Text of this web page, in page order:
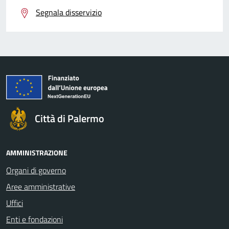
Segnala disservizio
Città di Palermo
AMMINISTRAZIONE
Organi di governo
Aree amministrative
Uffici
Enti e fondazioni